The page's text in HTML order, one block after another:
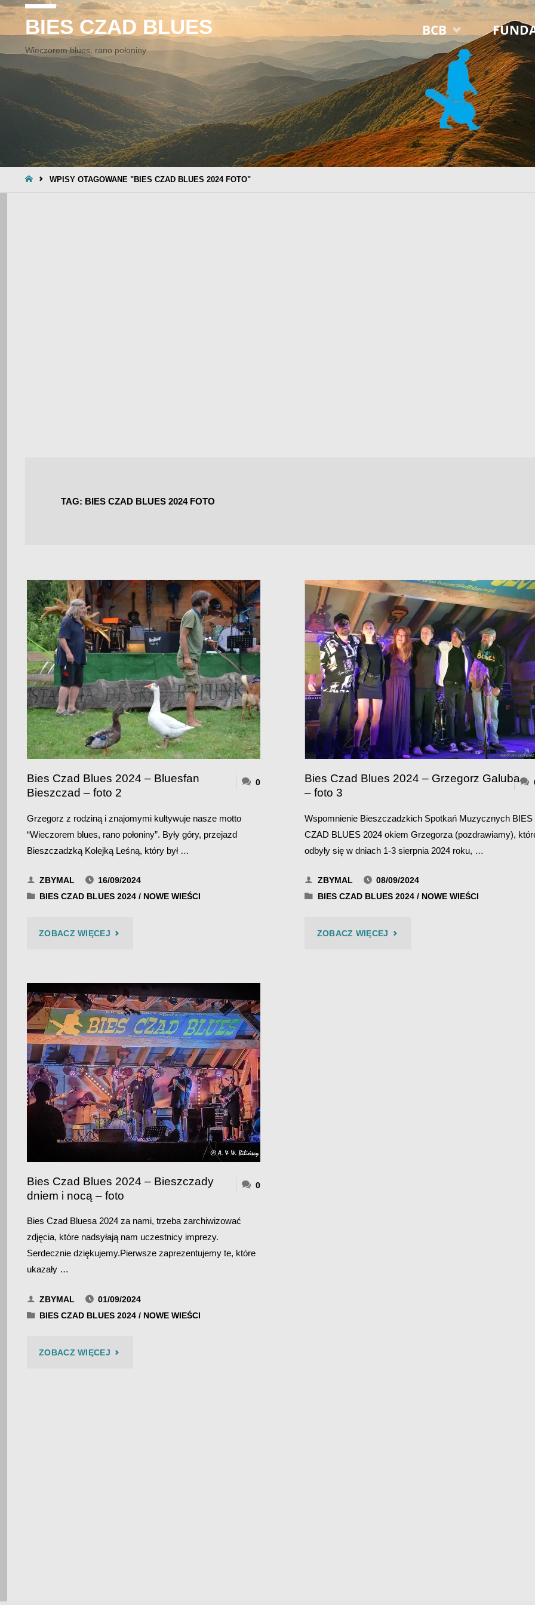
BIES CZAD BLUES
Wieczorem blues, rano połoniny
Przejdź
do
treści
BCB
STRONA
WPISY OTAGOWANE "BIES CZAD BLUES 2024 FOTO"
TAG: BIES CZAD BLUES 2024 FOTO
Bies Czad Blues 2024 – Bluesfan
Bieszczad – foto 2
0
Grzegorz z rodziną i znajomymi kultywuje nasze motto
“Wieczorem blues, rano połoniny”. Były góry, przejazd
Bieszczadzką Kolejką Leśną, który był …
ZBYMAL
16/09/2024
BIES CZAD BLUES 2024 / NOWE WIEŚCI
ZOBACZ WIĘCEJ"BIES
BLUES
2024
–
BLUESFAN
BIESZCZAD
–
FOTO
Bies Czad Blues 2024 – Grzegorz Galuba
– foto 3
Wspomnienie Bieszczadzkich Spotkań Muzycznych BIES
CZAD BLUES 2024 okiem Grzegorza (pozdrawiamy),
odbyły się w dniach 1-3 sierpnia 2024 roku, …
ZBYMAL
08/09/2024
BIES CZAD BLUES 2024 / NOWE WIEŚCI
ZOBACZ WIĘCEJ "BIES
Bies Czad Blues 2024 – Bieszczady
dniem i nocą – foto
0
Bies Czad Bluesa 2024 za nami, trzeba zarchiwizować
zdjęcia, które nadsyłają nam uczestnicy imprezy.
Serdecznie dziękujemy.Pierwsze zaprezentujemy te, które
ukazały …
ZBYMAL
01/09/2024
BIES CZAD BLUES 2024 / NOWE WIEŚCI
ZOBACZ WIĘCEJ"BIES